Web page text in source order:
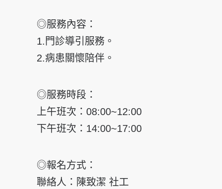
◎服務內容：
1.門診導引服務。
2.病患關懷陪伴。
◎服務時段：
上午班次：08:00~12:00
下午班次：14:00~17:00
◎報名方式：
聯絡人：陳致潔 社工